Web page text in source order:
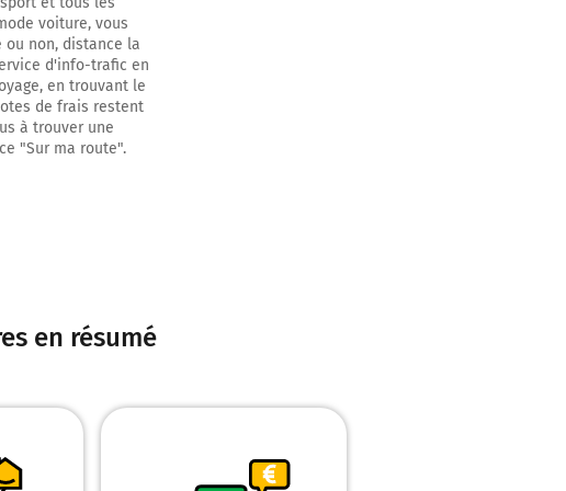
voiture, vous
ou non, distance la
d'info-trafic en
en trouvant le
de frais restent
à trouver une
"Sur ma route".
en résumé